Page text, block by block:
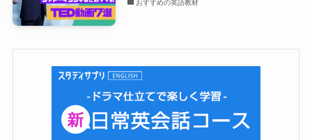
おすすめの英語教材